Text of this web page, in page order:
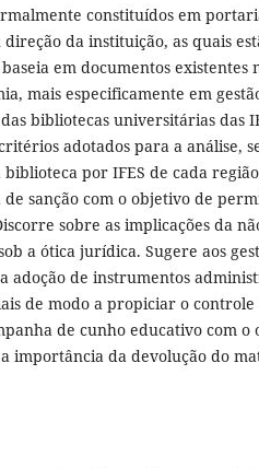
constituídos em
da instituição, as quais
em documentos existentes
mais especificamente em
bibliotecas universitárias das
adotados para a análise,
por IFES de cada
sanção com o objetivo de
sobre as implicações da
a ótica jurídica. Sugere aos
adoção de instrumentos
de modo a propiciar o
de cunho educativo com o
importância da devolução do